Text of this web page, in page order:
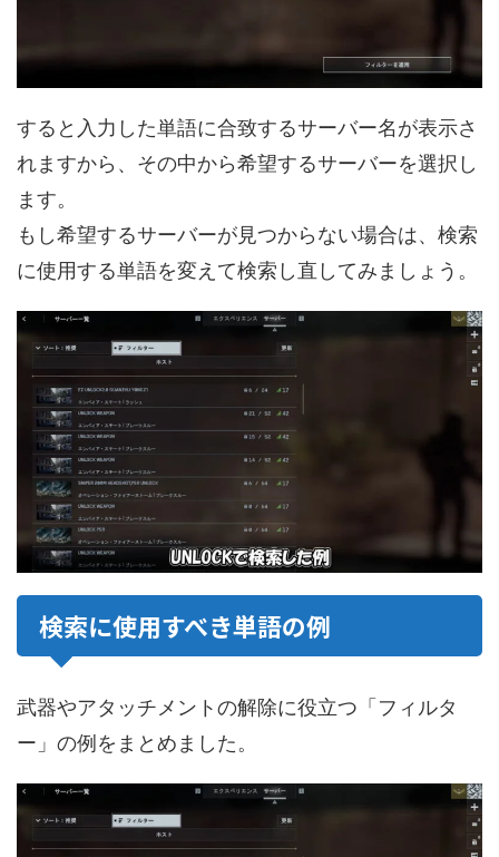
すると入力した単語に合致するサーバー名が表示さ
れますから、その中から希望するサーバーを選択し
ます。
もし希望するサーバーが見つからない場合は、検索
に使用する単語を変えて検索し直してみましょう。
検索に使用すべき単語の例
武器やアタッチメントの解除に役立つ「フィルタ
ー」の例をまとめました。